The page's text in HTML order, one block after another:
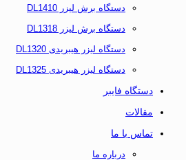
دستگاه برش لیزر DL1410
دستگاه برش لیزر DL1318
دستگاه لیزر هیبریدی DL1320
دستگاه لیزر هیبریدی DL1325
دستگاه فایبر
مقالات
تماس با ما
درباره ما